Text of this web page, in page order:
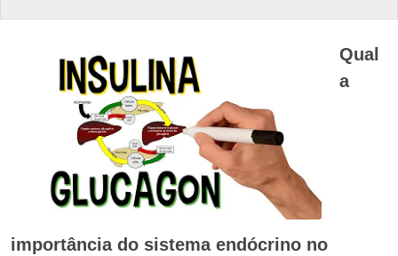
Qual
a
importância do sistema endócrino no